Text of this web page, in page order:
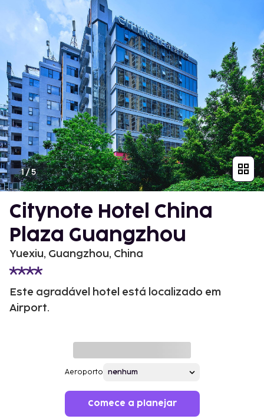
1/5
Citynote Hotel China
Plaza Guangzhou
Yuexiu, Guangzhou, China
Este agradável hotel está localizado em
Airport.
Aeroporto
Comece a planejar